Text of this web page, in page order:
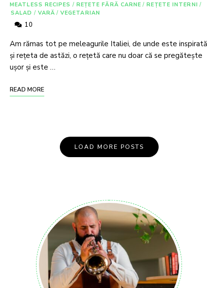
MEATLESS RECIPES / REȚETE FĂRĂ CARNE / REȚETE INTERNI /
SALAD / VARĂ / VEGETARIAN
10
Am rămas tot pe meleagurile Italiei, de unde este inspirată
şi rețeta de astăzi, o rețetă care nu doar că se pregătește
uşor și este …
READ MORE
LOAD MORE POSTS